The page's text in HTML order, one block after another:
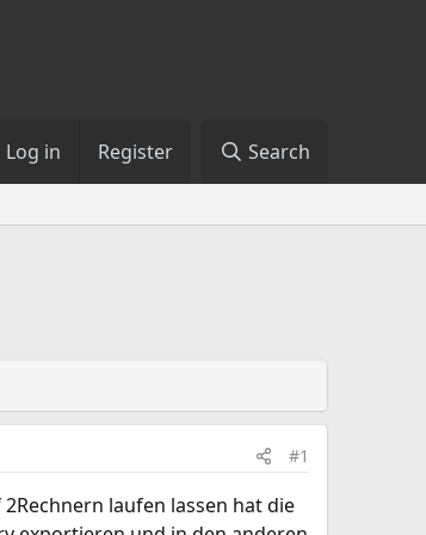
Log in Register Search
#1
laufen lassen hat die